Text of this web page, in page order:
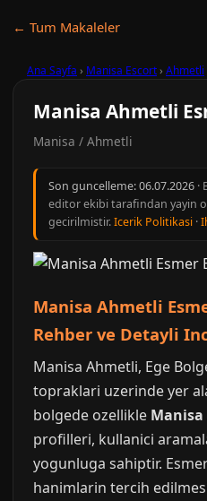
← Tum Makaleler
Ana Sayfa › Manisa Escort› Ahmetli
Manisa Ahmetli
Manisa / Ahmetli
Son guncelleme:06.07.2026 ·
editor ekibi tarafindan yayin
gecirilmistir.Icerik Politikasi ·
Manisa Ahmetli
Rehber ve Detayli
Manisa Ahmetli, Ege
topraklari uzerinde yer
bolgede ozellikle
profilleri, kullanici
yogunluga sahiptir.
hanimlarin tercih